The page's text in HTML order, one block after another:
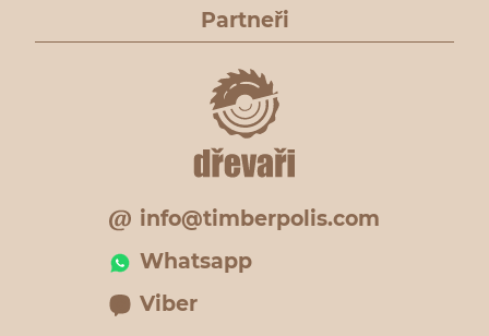
Partneři
info@timberpolis.com
Whatsapp
Viber